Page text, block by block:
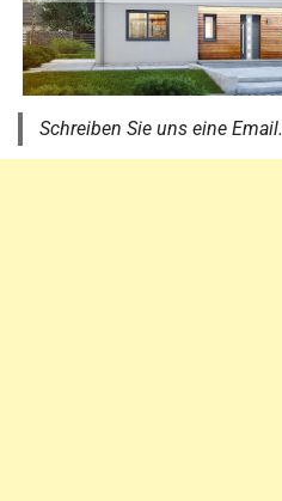
Schreiben Sie uns eine Email.